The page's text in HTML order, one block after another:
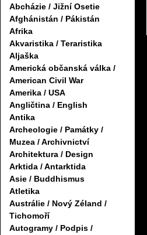
Abcházie / Jižní Osetie
Afghánistán / Pákistán
Afrika
Akvaristika / Teraristika
Aljaška
Americká občanská válka /
American Civil War
Amerika / USA
Angličtina / English
Antika
Archeologie / Památky /
Muzea / Archivnictví
Architektura / Design
Arktida / Antarktida
Asie / Buddhismus
Atletika
Austrálie / Nový Zéland /
Tichomoří
Autogramy / Podpis /